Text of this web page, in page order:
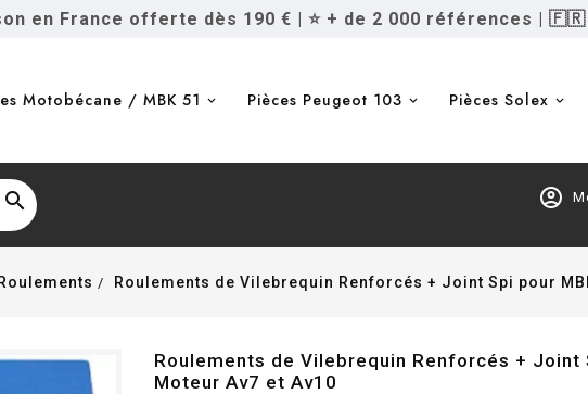
en France offerte dès 190 € | ⭐ + de 2 000 références | 🇫🇷
Motobécane / MBK 51 Pièces Peugeot 103 Pièces Solex
 account_circle
Roulements de Vilebrequin Renforcés + Joint Spi pour
Roulements de Vilebrequin Renforcés + Joint
Moteur Av7 et Av10